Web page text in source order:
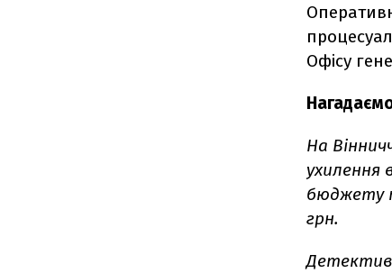
Офісу
На
ухилення
бюджету
грн.